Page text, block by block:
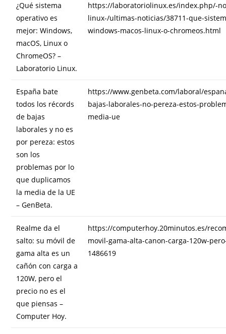
¿Qué sistema
operativo es
mejor: Windows,
macOS, Linux o
ChromeOS? –
Laboratorio Linux.
https://laboratoriolinux.es/index.php/-
linux-/ultimas-noticias/38711-que-
windows-macos-linux-o-chromeos.html
España bate
todos los récords
de bajas
laborales y no es
por pereza: estos
son los
problemas por lo
que duplicamos
la media de la UE
– GenBeta.
https://www.genbeta.com/laboral/
bajas-laborales-no-pereza-estos-
media-ue
Realme da el
salto: su móvil de
gama alta es un
cañón con carga a
120W, pero el
precio no es el
que piensas –
Computer Hoy.
https://computerhoy.20minutos.es/
movil-gama-alta-canon-carga-120w-
1486619